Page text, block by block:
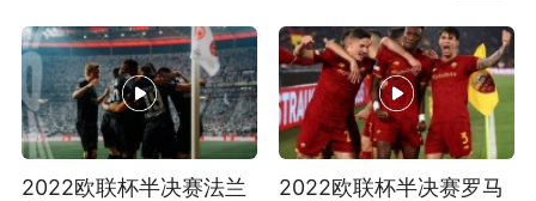
2022欧联杯半决赛法兰
2022欧联杯半决赛罗马